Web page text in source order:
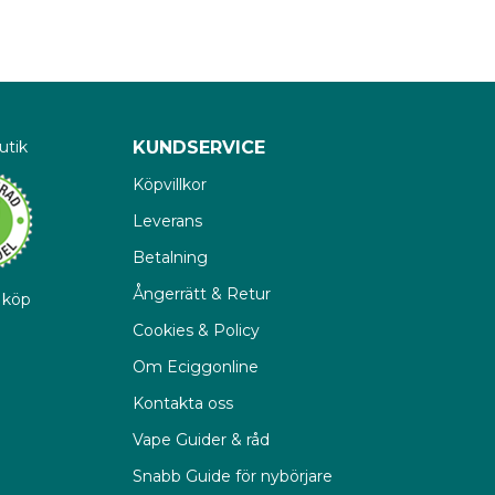
för
cigaretter och
KUNDSERVICE
Köpvillkor
Leverans
Betalning
Ångerrätt & Retur
Cookies & Policy
Om Eciggonline
Kontakta oss
Vape Guider & råd
Snabb Guide för nybörjare